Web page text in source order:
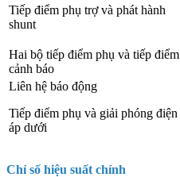
Tiếp điểm phụ trợ và phát hành
shunt
Hai bộ tiếp điểm phụ và tiếp điểm
cảnh báo
Liên hệ báo động
Tiếp điểm phụ và giải phóng điện
áp dưới
Chỉ số hiệu suất chính